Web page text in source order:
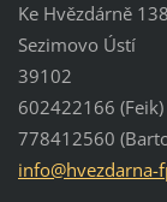
Ke Hvězdárně
Sezimovo Ústí
39102
602422166 (Feik)
778412560
info@hvezdarna-f